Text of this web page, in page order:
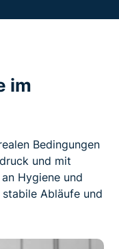
im
Bedingungen
und mit
Hygiene und
Abläufe und